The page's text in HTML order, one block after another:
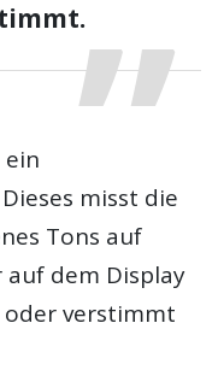
ein
misst die
Tons auf
dem Display
verstimmt